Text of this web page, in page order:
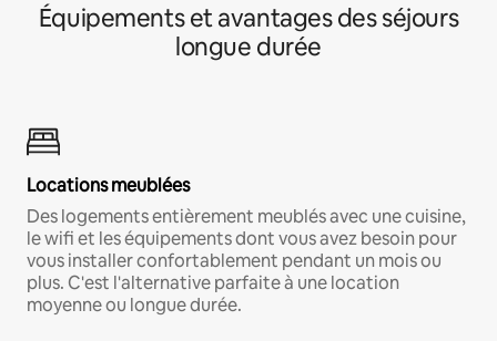
Équipements et avantages des séjours
longue durée
Locations meublées
Des logements entièrement meublés avec une cuisine,
le wifi et les équipements dont vous avez besoin pour
vous installer confortablement pendant un mois ou
plus. C'est l'alternative parfaite à une location
moyenne ou longue durée.